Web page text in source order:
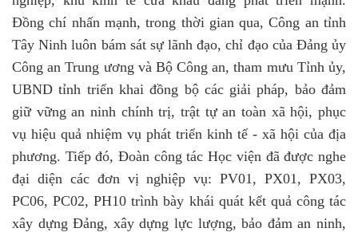
Đồng chí nhấn mạnh, trong thời gian qua, Công an tỉnh
Tây Ninh luôn bám sát sự lãnh đạo, chỉ đạo của Đảng ủy
Công an Trung ương và Bộ Công an, tham mưu Tỉnh ủy,
UBND tỉnh triển khai đồng bộ các giải pháp, bảo đảm
giữ vững an ninh chính trị, trật tự an toàn xã hội, phục
vụ hiệu quả nhiệm vụ phát triển kinh tế - xã hội của địa
phương. Tiếp đó, Đoàn công tác Học viện đã được nghe
đại diện các đơn vị nghiệp vụ: PV01, PX01, PX03,
PC06, PC02, PH10trình bày khái quát kết quả công tác
xây dựng Đảng, xây dựng lực lượng, bảo đảm an ninh,